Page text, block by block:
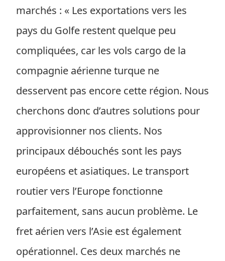
marchés : « Les exportations vers les
pays du Golfe restent quelque peu
compliquées, car les vols cargo de la
compagnie aérienne turque ne
desservent pas encore cette région. Nous
cherchons donc d’autres solutions pour
approvisionner nos clients. Nos
principaux débouchés sont les pays
européens et asiatiques. Le transport
routier vers l’Europe fonctionne
parfaitement, sans aucun problème. Le
fret aérien vers l’Asie est également
opérationnel. Ces deux marchés ne